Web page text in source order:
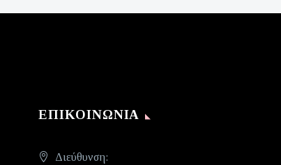
ΕΠΙΚΟΙΝΩΝΊΑ
Διεύθυνση: